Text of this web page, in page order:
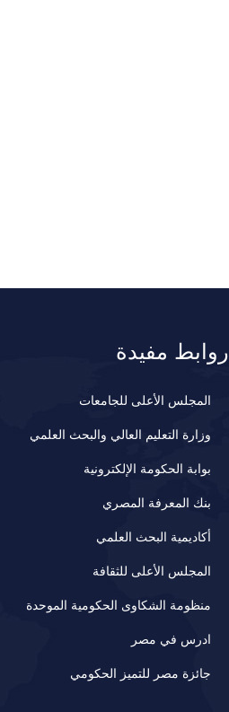
روابط مفيدة
المجلس الأعلى للجامعات
وزارة التعليم العالي والبحث العلمي
بوابة الحكومة الإلكترونية
بنك المعرفة المصري
أكاديمية البحث العلمي
المجلس الأعلى للثقافة
منظومة الشكاوى الحكومية الموحدة
ادرس في مصر
جائزة مصر للتميز الحكومي